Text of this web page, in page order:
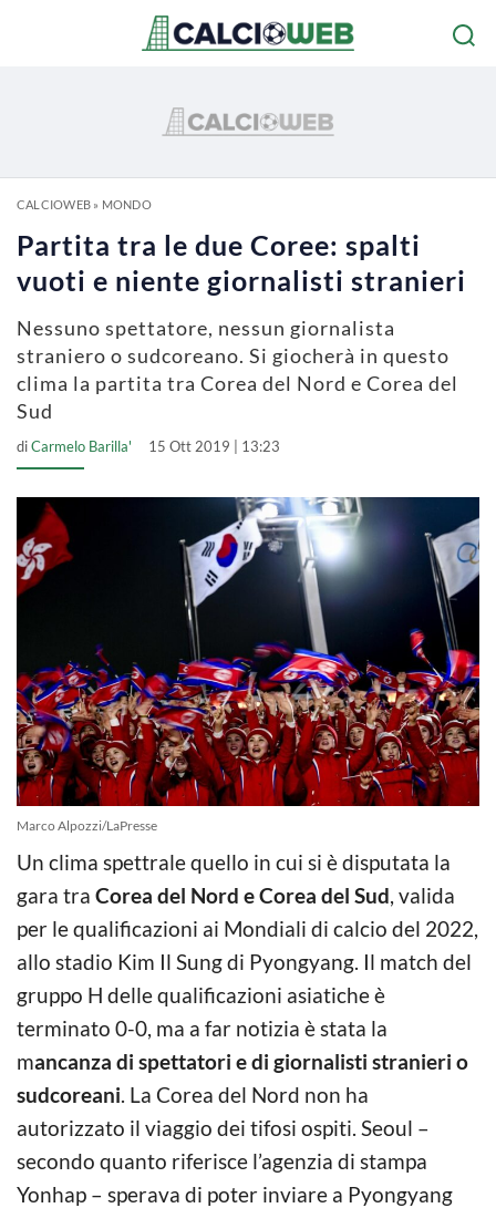
CALCIOWEB» MONDO
Partita tra le due Coree: spalti
vuoti e niente giornalisti stranieri
Nessuno spettatore, nessun giornalista
straniero o sudcoreano. Si giocherà in questo
clima la partita tra Corea del Nord e Corea del
Sud
diCarmelo Barilla' 15 Ott 2019 | 13:23
Marco Alpozzi/LaPresse
Un clima spettrale quello in cui si è disputata la
gara tra Corea del Nord e Corea del Sud, valida
per le qualificazioni ai Mondiali di calcio del 2022,
allo stadio Kim Il Sung di Pyongyang. Il match del
gruppo H delle qualificazioni asiatiche è
terminato 0-0, ma a far notizia è stata la
mancanza di spettatori e di giornalisti stranieri o
sudcoreani. La Corea del Nord non ha
autorizzato il viaggio dei tifosi ospiti. Seoul –
secondo quanto riferisce l’agenzia di stampa
Yonhap – sperava di poter inviare a Pyongyang